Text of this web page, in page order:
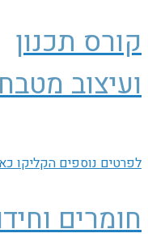
קורס תכנון
ועיצוב
לפרטים נוספים הקליקו
חומרים